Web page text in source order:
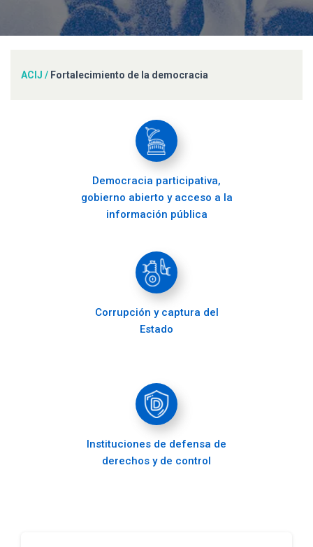
ACIJ / Fortalecimiento de la democracia
Democracia participativa,
gobierno abierto y acceso a la
información pública
Corrupción y captura del
Estado
Instituciones de defensa de
derechos y de control